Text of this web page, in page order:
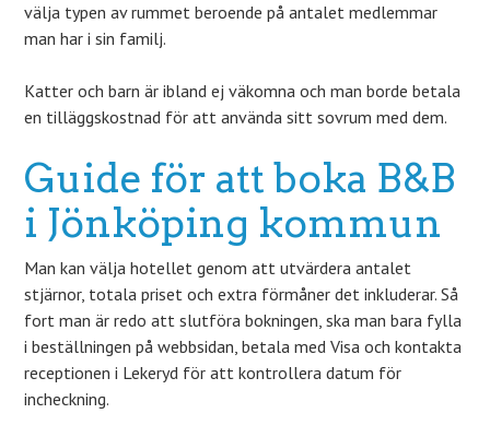
välja typen av rummet beroende på antalet medlemmar
man har i sin familj.
Katter och barn är ibland ej väkomna och man borde betala
en tilläggskostnad för att använda sitt sovrum med dem.
Guide för att boka B&B
i Jönköping kommun
Man kan välja hotellet genom att utvärdera antalet
stjärnor, totala priset och extra förmåner det inkluderar. Så
fort man är redo att slutföra bokningen, ska man bara fylla
i beställningen på webbsidan, betala med Visa och kontakta
receptionen i Lekeryd för att kontrollera datum för
incheckning.